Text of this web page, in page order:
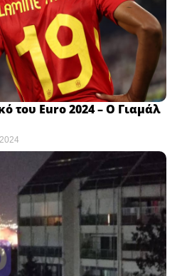
του Euro 2024 – Ο Γιαμάλ